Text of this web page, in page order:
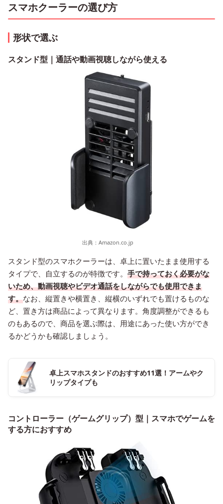
スマホクーラーの選び方
形状で選ぶ
スタンド型｜通話や動画視聴しながら使える
出典： Amazon.co.jp
スタンド型のスマホクーラーは、卓上に置いたまま使用する
タイプで、自立するのが特徴です。 手で持っておく必要がな
いため、動画視聴やビデオ通話をしながらでも使用できま
す。なお、縦置きや横置き、縦横のいずれでも置けるものな
ど、置き方は商品によって異なります。角度調整ができるも
のもあるので、商品を選ぶ際は、用途にあった使い方ができ
るかどうかも確認しましょう。
卓上スマホスタンドのおすすめ11選！アームやク
リップタイプも
コントローラー（ゲームグリップ）型｜スマホでゲームを
する方におすすめ